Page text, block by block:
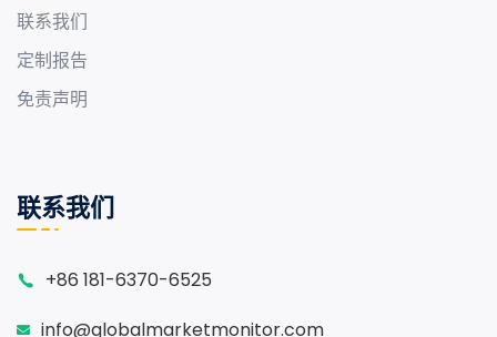
联系我们
定制报告
免责声明
联系我们
+86 181-6370-6525
info@globalmarketmonitor.com